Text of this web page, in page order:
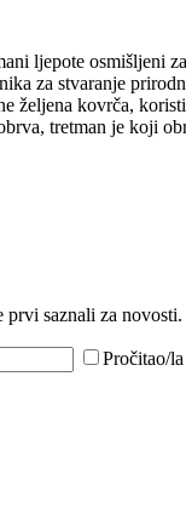
ljepote osmišljeni
za stvaranje
željena kovrča,
tretman je koji
prvi saznali za novosti.
Pročitao/